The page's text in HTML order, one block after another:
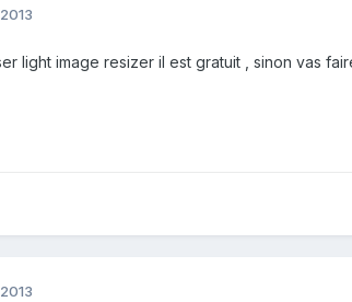
light image resizer il est gratuit , sinon vas